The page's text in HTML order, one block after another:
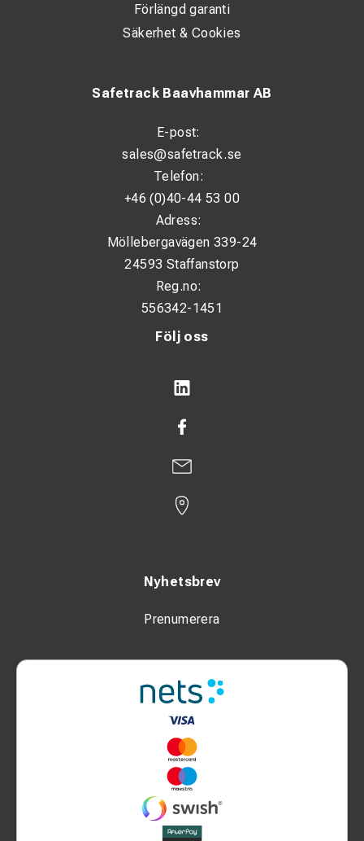
Följ oss
Nyhetsbrev
Prenumerera
Safetrack Baavhammar AB
E-post:
sales@safetrack.se
Telefon:
+46 (0)40-44 53 00
Adress:
Möllebergavägen 339-24
24593 Staffanstorp
Reg.no:
556342-1451
Förlängd garanti
Säkerhet & Cookies